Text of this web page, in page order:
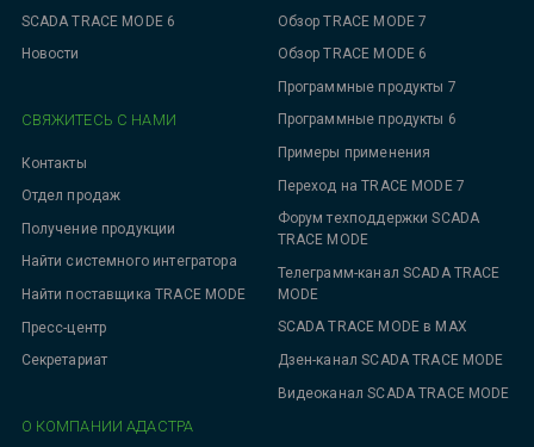
SCADA TRACE MODE 6
Новости
Обзор TRACE MODE 7
Обзор TRACE MODE 6
Программные продукты 7
Программные продукты 6
Примеры применения
Переход на TRACE MODE 7
Форум техподдержки SCADA
TRACE MODE
Телеграмм-канал SCADA TRACE
MODE
SCADA TRACE MODE в MAX
Дзен-канал SCADA TRACE MODE
Видеоканал SCADA TRACE MODE
СВЯЖИТЕСЬ С НАМИ
Контакты
Отдел продаж
Получение продукции
Найти системного интегратора
Найти поставщика TRACE MODE
Пресс-центр
Секретариат
О КОМПАНИИ АДАСТРА